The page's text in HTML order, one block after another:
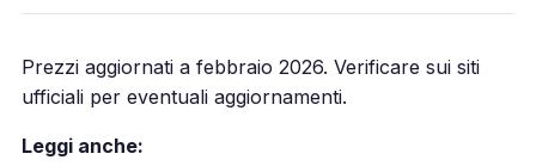
Prezzi aggiornati a febbraio 2026. Verificare sui siti
ufficiali per eventuali aggiornamenti.
Leggi anche: